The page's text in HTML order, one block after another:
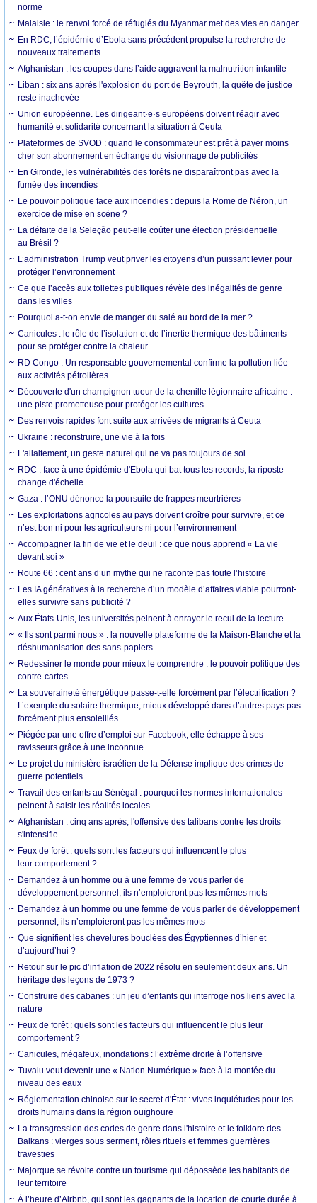
norme
Malaisie : le renvoi forcé de réfugiés du Myanmar met des vies en danger
En RDC, l’épidémie d’Ebola sans précédent propulse la recherche de
nouveaux traitements
Afghanistan : les coupes dans l’aide aggravent la malnutrition infantile
Liban : six ans après l'explosion du port de Beyrouth, la quête de justice
reste inachevée
Union européenne. Les dirigeant·e·s européens doivent réagir avec
humanité et solidarité concernant la situation à Ceuta
Plateformes de SVOD : quand le consommateur est prêt à payer moins
cher son abonnement en échange du visionnage de publicités
En Gironde, les vulnérabilités des forêts ne disparaîtront pas avec la
fumée des incendies
Le pouvoir politique face aux incendies : depuis la Rome de Néron, un
exercice de mise en scène ?
La défaite de la Seleção peut-elle coûter une élection présidentielle
au Brésil ?
L’administration Trump veut priver les citoyens d’un puissant levier pour
protéger l’environnement
Ce que l’accès aux toilettes publiques révèle des inégalités de genre
dans les villes
Pourquoi a-t-on envie de manger du salé au bord de la mer ?
Canicules : le rôle de l’isolation et de l’inertie thermique des bâtiments
pour se protéger contre la chaleur
RD Congo : Un responsable gouvernemental confirme la pollution liée
aux activités pétrolières
Découverte d'un champignon tueur de la chenille légionnaire africaine :
une piste prometteuse pour protéger les cultures
Des renvois rapides font suite aux arrivées de migrants à Ceuta
Ukraine : reconstruire, une vie à la fois
L'allaitement, un geste naturel qui ne va pas toujours de soi
RDC : face à une épidémie d'Ebola qui bat tous les records, la riposte
change d'échelle
Gaza : l’ONU dénonce la poursuite de frappes meurtrières
Les exploitations agricoles au pays doivent croître pour survivre, et ce
n’est bon ni pour les agriculteurs ni pour l’environnement
Accompagner la fin de vie et le deuil : ce que nous apprend « La vie
devant soi »
Route 66 : cent ans d’un mythe qui ne raconte pas toute l’histoire
Les IA génératives à la recherche d’un modèle d’affaires viable pourront-
elles survivre sans publicité ?
Aux États-Unis, les universités peinent à enrayer le recul de la lecture
« Ils sont parmi nous » : la nouvelle plateforme de la Maison-Blanche et la
déshumanisation des sans-papiers
Redessiner le monde pour mieux le comprendre : le pouvoir politique des
contre-cartes
La souveraineté énergétique passe-t-elle forcément par l’électrification ?
L’exemple du solaire thermique, mieux développé dans d’autres pays pas
forcément plus ensoleillés
Piégée par une offre d’emploi sur Facebook, elle échappe à ses
ravisseurs grâce à une inconnue
Le projet du ministère israélien de la Défense implique des crimes de
guerre potentiels
Travail des enfants au Sénégal : pourquoi les normes internationales
peinent à saisir les réalités locales
Afghanistan : cinq ans après, l'offensive des talibans contre les droits
s'intensifie
Feux de forêt : quels sont les facteurs qui influencent le plus
leur comportement ?
Demandez à un homme ou à une femme de vous parler de
développement personnel, ils n’emploieront pas les mêmes mots
Demandez à un homme ou une femme de vous parler de développement
personnel, ils n’emploieront pas les mêmes mots
Que signifient les chevelures bouclées des Égyptiennes d’hier et
d’aujourd’hui ?
Retour sur le pic d’inflation de 2022 résolu en seulement deux ans. Un
héritage des leçons de 1973 ?
Construire des cabanes : un jeu d’enfants qui interroge nos liens avec la
nature
Feux de forêt : quels sont les facteurs qui influencent le plus leur
comportement ?
Canicules, mégafeux, inondations : l’extrême droite à l’offensive
Tuvalu veut devenir une « Nation Numérique » face à la montée du
niveau des eaux
Réglementation chinoise sur le secret d'État : vives inquiétudes pour les
droits humains dans la région ouïghoure
La transgression des codes de genre dans l'histoire et le folklore des
Balkans : vierges sous serment, rôles rituels et femmes guerrières
travesties
Majorque se révolte contre un tourisme qui dépossède les habitants de
leur territoire
À l’heure d’Airbnb, qui sont les gagnants de la location de courte durée à